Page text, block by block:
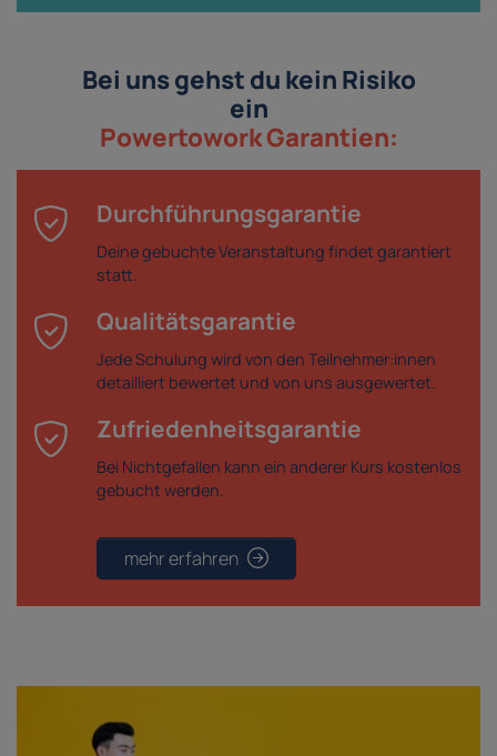
Bei uns gehst du kein Risiko
ein
Powertowork Garantien:
Durchführungsgarantie
Deine gebuchte Veranstaltung findet garantiert
statt.
Qualitätsgarantie
Jede Schulung wird von den Teilnehmer:innen
detailliert bewertet und von uns ausgewertet.
Zufriedenheitsgarantie
Bei Nichtgefallen kann ein anderer Kurs kostenlos
gebucht werden.
mehr erfahren